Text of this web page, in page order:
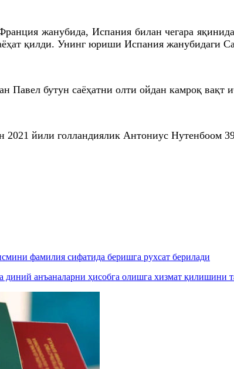
жанубида, Испания билан чегара
қилди. Унинг юриши Испания жанубидаги
Павел бутун саёҳатни олти ойдан камроқ
2021 йили голландиялик Антониус Нутенбоом
фамилия сифатида беришга рухсат берилади
диний анъаналарни ҳисобга олишга хизмат қилишини